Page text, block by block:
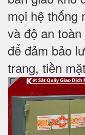
mọi hệ thống
và độ an
để đảm bảo
trang, tiền